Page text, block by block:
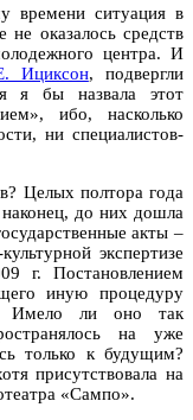
времени ситуация в
оказалось средств
центра. И
Ициксон, подвергли
я бы назвала этот
ибо, насколько
ни специалистов-
Целых полтора года
до них дошла
акты –
экспертизе
г. Постановлением
иную процедуру
Имело ли оно так
на уже
только к будущим?
присутствовала на
«Сампо».